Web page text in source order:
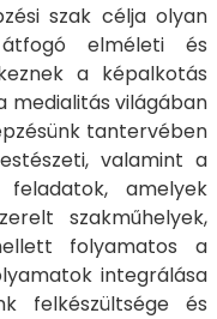
szak célja olyan
elméleti és
a képalkotás
medialitás világában
tantervében
valamint a
amelyek
szakműhelyek,
folyamatos a
integrálása
felkészültsége és